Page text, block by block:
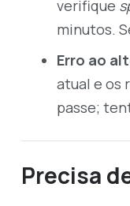
verifique
minutos.
Erro ao
atual e os
passe;
Precisa